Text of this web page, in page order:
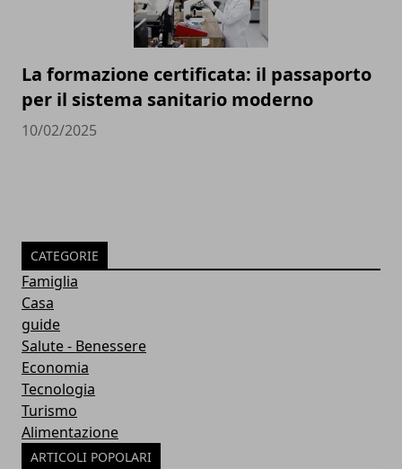
La formazione certificata: il passaporto
per il sistema sanitario moderno
10/02/2025
CATEGORIE
Famiglia
Casa
guide
Salute - Benessere
Economia
Tecnologia
Turismo
Alimentazione
ARTICOLI POPOLARI